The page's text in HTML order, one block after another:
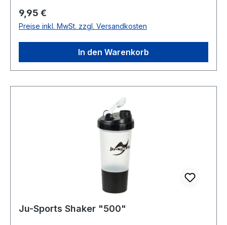
Regulärer Preis:
9,95 €
Preise inkl. MwSt. zzgl. Versandkosten
In den Warenkorb
Ju-Sports Shaker "500"